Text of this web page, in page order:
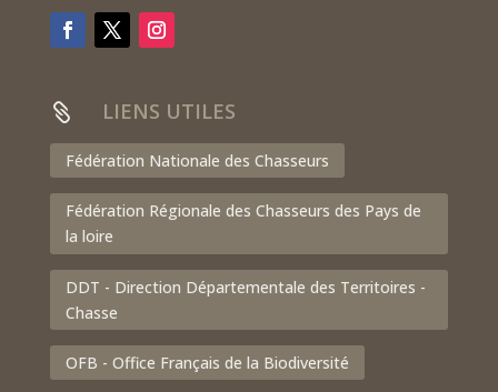
 LIENS UTILES
Fédération Nationale des Chasseurs
Fédération Régionale des Chasseurs des Pays de
la loire
DDT - Direction Départementale des Territoires -
Chasse
OFB - Office Français de la Biodiversité